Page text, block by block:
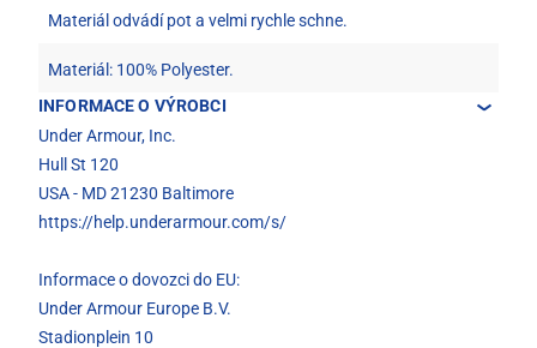
Materiál odvádí pot a velmi rychle schne.
Materiál: 100% Polyester.
INFORMACE O VÝROBCI
Under Armour, Inc.
Hull St 120
USA - MD 21230 Baltimore
https://help.underarmour.com/s/
Informace o dovozci do EU:
Under Armour Europe B.V.
Stadionplein 10